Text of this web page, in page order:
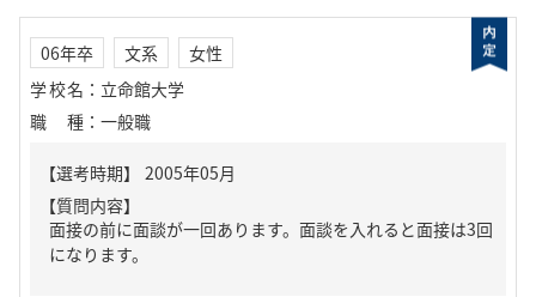
06年卒 文系
女性
学校名 ： 立命館大学
職種 ： 一般職
【質問内容】
面接の前に面談が一回あります。面談を入れると面接は3回
になります。